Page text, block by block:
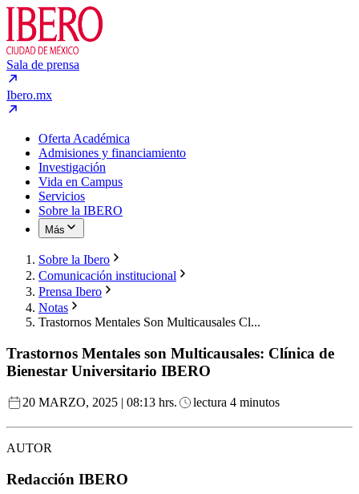
Sala de prensa
Ibero.mx
Oferta Académica
Admisiones y financiamiento
Investigación
Vida en Campus
Servicios
Sobre la IBERO
Más
Sobre la Ibero
Comunicación institucional
Prensa Ibero
Notas
Trastornos Mentales Son Multicausales Cl...
Trastornos Mentales son Multicausales: Clínica de
Bienestar Universitario IBERO
20 MARZO, 2025 | 08:13 hrs. lectura 4 minutos
AUTOR
Redacción IBERO